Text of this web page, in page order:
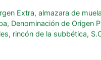
Extra,almazara de muela
, Denominación de Origen
, rincón de la subbética,